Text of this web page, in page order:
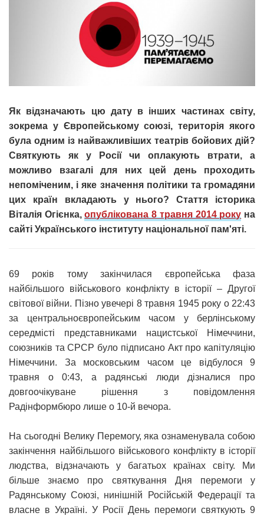
Як відзначають цю дату в інших частинах світу,
зокрема у Європейському союзі, територія якого
була одним із найважливіших театрів бойових дій?
Святкують як у Росії чи оплакують втрати, а
можливо взагалі для них цей день проходить
непоміченим, і яке значення політики та громадяни
цих країн вкладають у нього? Стаття історика
Віталія Огієнка,опублікована 8 травня 2014 року на
сайті Українського інституту національної пам'яті.
69 років тому закінчилася європейська фаза
найбільшого військового конфлікту в історії – Другої
світової війни. Пізно увечері 8 травня 1945 року о 22:43
за центральноєвропейським часом у берлінському
середмісті представниками нацистської Німеччини,
союзників та СРСР було підписано Акт про капітуляцію
Німеччини. За московським часом це відбулося 9
травня о 0:43, а радянські люди дізналися про
довгоочікуване рішення з повідомлення
Радінформбюро лише о 10-й вечора.
На сьогодні Велику Перемогу, яка ознаменувала собою
закінчення найбільшого військового конфлікту в історії
людства, відзначають у багатьох країнах світу. Ми
більше знаємо про святкування Дня перемоги у
Радянському Союзі, нинішній Російській Федерації та
власне в Україні. У Росії День перемоги святкують 9